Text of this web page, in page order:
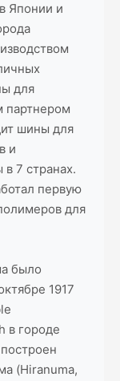
Японии и
для
партнером
шины для
и
7 странах.
первую
для
было
1917
в городе
(Hiranuma,